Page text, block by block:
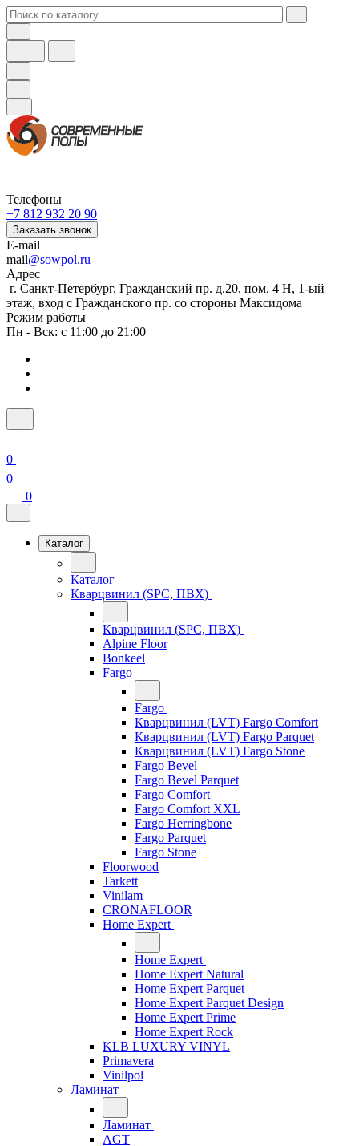
Телефоны
+7 812 932 20 90
Заказать звонок
E-mail
mail@sowpol.ru
Адрес
г. Санкт-Петербург, Гражданский пр. д.20, пом. 4 Н, 1-ый
этаж, вход с Гражданского пр. со стороны Максидома
Режим работы
Пн - Вск: с 11:00 до 21:00
0
0
0
Каталог
Каталог
Кварцвинил (SPC, ПВХ)
Кварцвинил (SPC, ПВХ)
Alpine Floor
Bonkeel
Fargo
Fargo
Кварцвинил (LVT) Fargo Comfort
Кварцвинил (LVT) Fargo Parquet
Кварцвинил (LVT) Fargo Stone
Fargo Bevel
Fargo Bevel Parquet
Fargo Comfort
Fargo Comfort XXL
Fargo Herringbone
Fargo Parquet
Fargo Stone
Floorwood
Tarkett
Vinilam
CRONAFLOOR
Home Expert
Home Expert
Home Expert Natural
Home Expert Parquet
Home Expert Parquet Design
Home Expert Prime
Home Expert Rock
KLB LUXURY VINYL
Primavera
Vinilpol
Ламинат
Ламинат
AGT